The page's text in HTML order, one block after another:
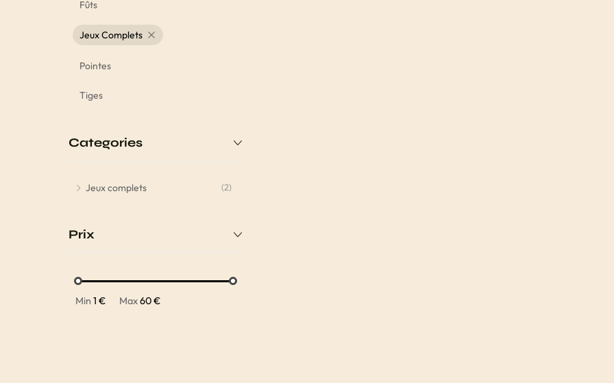
Fûts
Jeux Complets
Pointes
Tiges
Categories
Jeux complets (2)
Prix
Min 1 € Max60 €